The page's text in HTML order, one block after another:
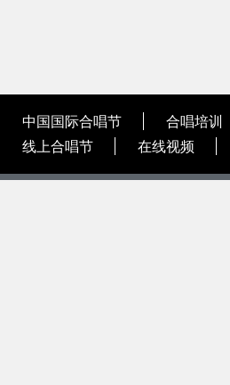
中国国际合唱节 合唱培训
线上合唱节
在线视频